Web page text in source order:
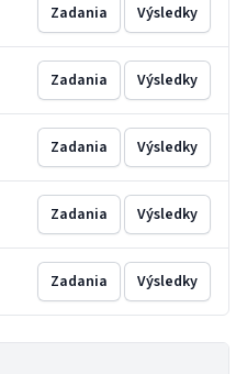
Zadania Výsledky
Zadania Výsledky
Zadania Výsledky
Zadania Výsledky
Zadania Výsledky